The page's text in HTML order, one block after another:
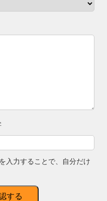
入力することで、自分だけ
する